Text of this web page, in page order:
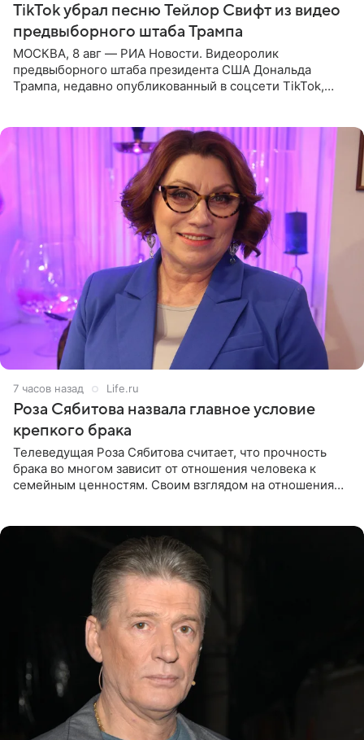
TikTok убрал песню Тейлор Свифт из видео
предвыборного штаба Трампа
МОСКВА, 8 авг — РИА Новости. Видеоролик
предвыборного штаба президента США Дональда
Трампа, недавно опубликованный в соцсети TikTok,
7 часов назад Life.ru
Роза Сябитова назвала главное условие
крепкого брака
Телеведущая Роза Сябитова считает, что прочность
брака во многом зависит от отношения человека к
семейным ценностям. Своим взглядом на отношения